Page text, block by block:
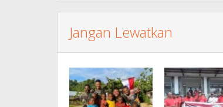
Jangan Lewatkan